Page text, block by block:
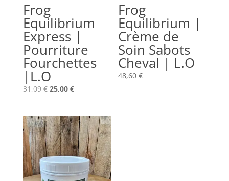
Frog
Equilibrium
Express |
Pourriture
Fourchettes
|L.O
31,09€ Le
était :
31,09 €.
25,00 €Le
est :
25,00 €.
Frog
Equilibrium |
Crème de
Soin Sabots
Cheval | L.O
48,60€